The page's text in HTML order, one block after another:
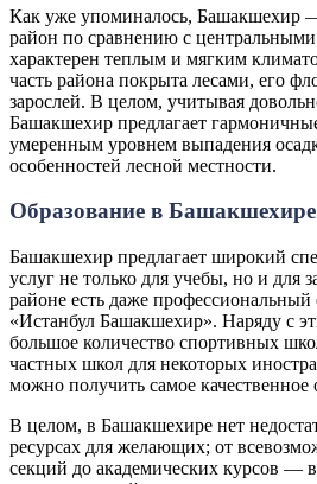
Как уже упоминалось, Башакшехир —
район по сравнению с
характерен теплым и мягким
часть района покрыта лесами, его
зарослей. В целом, учитывая
Башакшехир предлагает
умеренным уровнем выпадения
особенностей лесной местности.
Образование в
Башакшехир предлагает широкий
услуг не только для учебы, но и для
районе есть даже
«Истанбул Башакшехир». Наряду с
большое количество спортивных
частных школ для некоторых
можно получить самое качественное
В целом, в Башакшехире нет
ресурсах для желающих; от
секций до академических курсов —